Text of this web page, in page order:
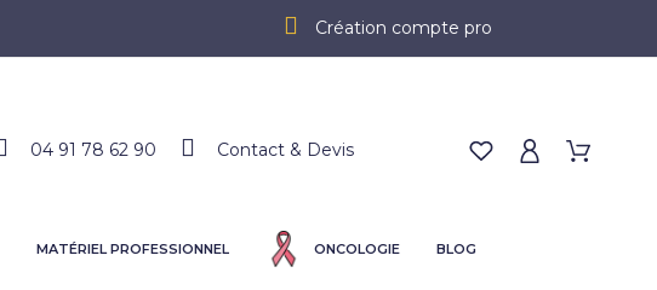
Création compte pro
04 91 78 62 90 Contact & Devis
MATÉRIEL PROFESSIONNEL ONCOLOGIE BLOG